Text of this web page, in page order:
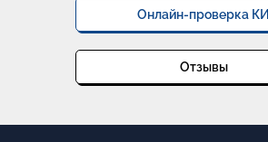
Онлайн-проверка КИ
Отзывы